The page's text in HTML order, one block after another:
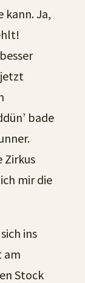
kann. Ja,
bade
Zirkus
mir die
ins
am
Stock